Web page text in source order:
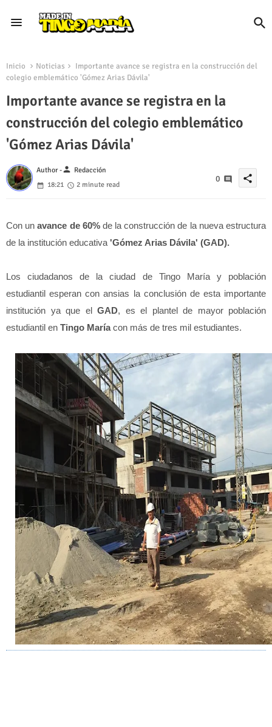
Inicio Noticias
Importante avance se registra en la construcción del
colegio emblemático 'Gómez Arias Dávila'
Importante avance se registra en la
construcción del colegio emblemático
'Gómez Arias Dávila'
Author -person Redacción
18:21
2 minute read
0 share
Con unavance de 60%de la construcción de la nueva estructura
de la institución educativa 'Gómez Arias Dávila' (GAD).
Los ciudadanos de la ciudad de Tingo María y población
estudiantil esperan con ansias la conclusión de esta importante
institución ya que el GAD, es el plantel de mayor población
estudiantil en Tingo Maríacon más de tres mil estudiantes.